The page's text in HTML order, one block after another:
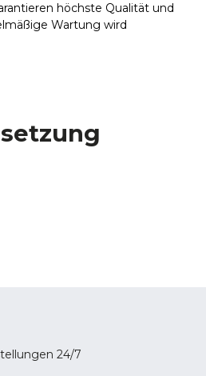
höchste Qualität und
Wartung wird
24/7